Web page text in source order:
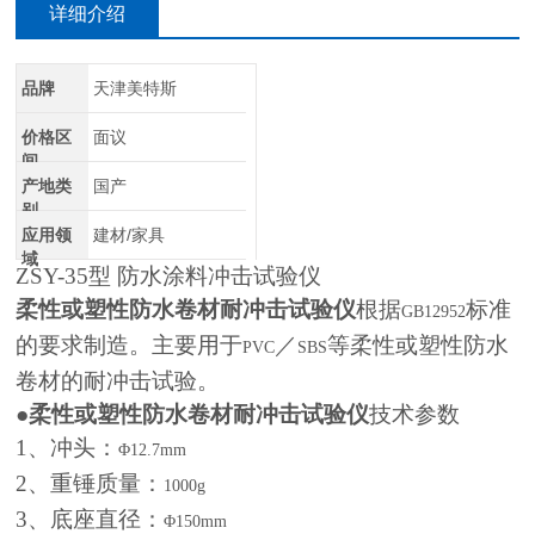
详细介绍
品牌 天津美特斯
价格区
间
面议
产地类
别
国产
应用领
域
建材/家具
ZSY-35型 防水涂料冲击试验仪
柔性或塑性防水卷材耐冲击试验仪根据GB12952标准
的要求制造。主要用于PVC ／ SBS等柔性或塑性防水
卷材的耐冲击试验。
●柔性或塑性防水卷材耐冲击试验仪技术参数
1 、冲头：Φ12.7mm
2、重锤质量： 1000g
3、底座直径：Φ150mm